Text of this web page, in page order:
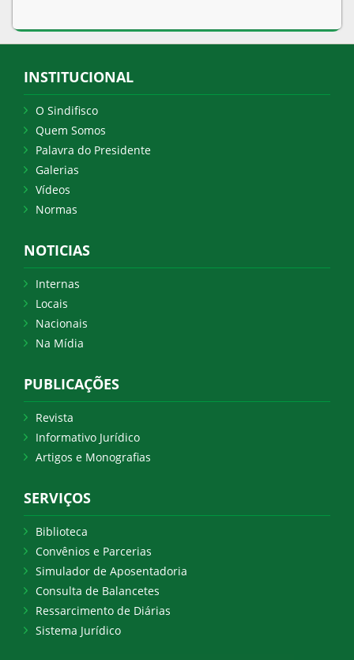
INSTITUCIONAL
O Sindifisco
Quem Somos
Palavra do Presidente
Galerias
Vídeos
Normas
NOTICIAS
Internas
Locais
Nacionais
Na Mídia
PUBLICAÇÕES
Revista
Informativo Jurídico
Artigos e Monografias
SERVIÇOS
Biblioteca
Convênios e Parcerias
Simulador de Aposentadoria
Consulta de Balancetes
Ressarcimento de Diárias
Sistema Jurídico